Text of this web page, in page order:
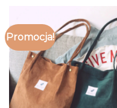
Promocja!